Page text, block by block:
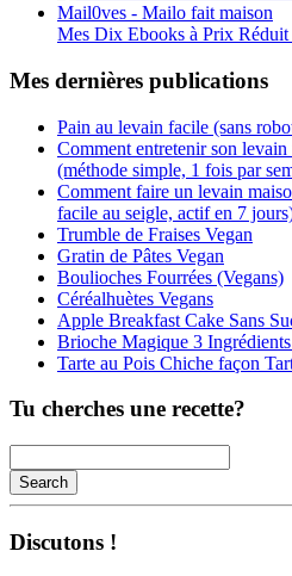
initial
était :
actuel
est :
Mes Dix Ebooks à Prix
Mes dernières publications
Pain au levain facile (sans
Comment entretenir son levain
(méthode simple, 1 fois par
Comment faire un levain
facile au seigle, actif en 7
Trumble de Fraises Vegan
Gratin de Pâtes Vegan
Boulioches Fourrées (Vegans)
Céréalhuètes Vegans
Apple Breakfast Cake Sans
Brioche Magique 3
Tarte au Pois Chiche façon
Tu cherches une recette?
Search
Searching
in
Discutons !